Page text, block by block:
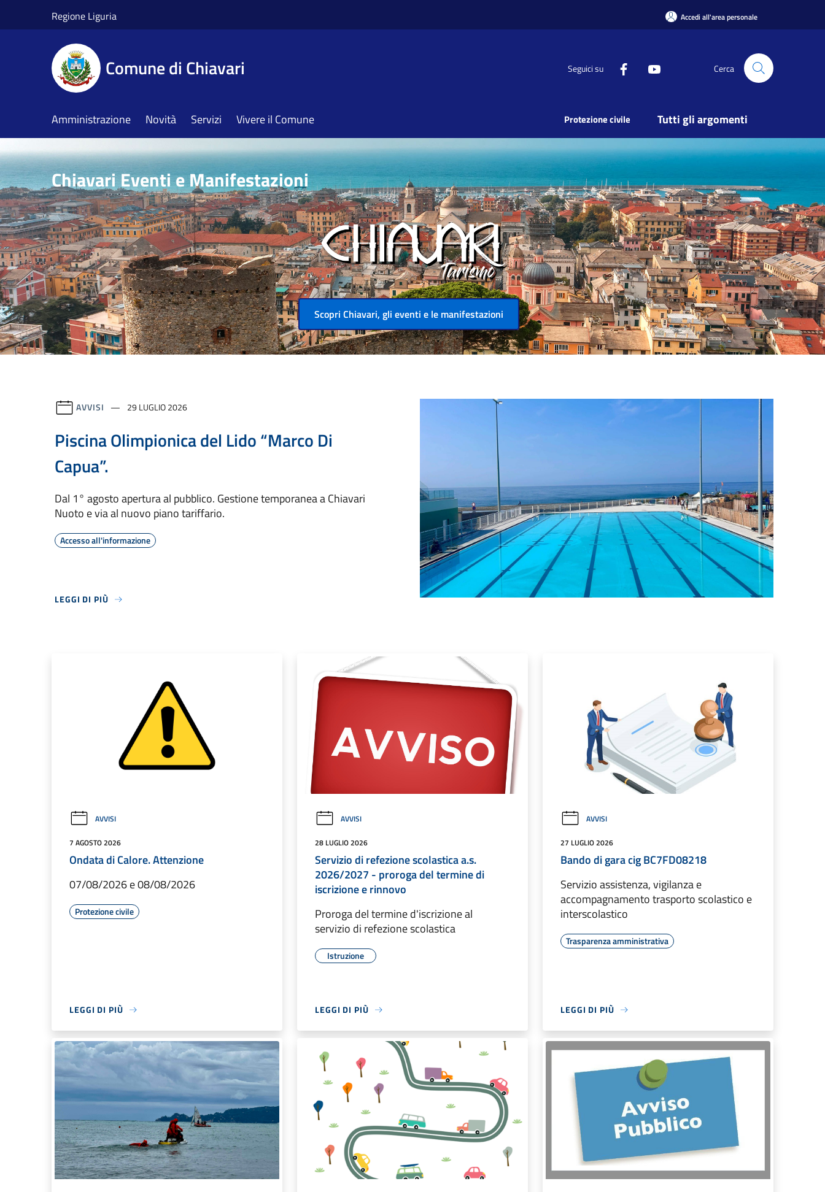
Regione Liguria Accedi all'area personale
Comune di Chiavari Seguici su Cerca
Amministrazione Novità Servizi Vivere il Comune Protezione civile Tutti gli argomenti
Chiavari Eventi e Manifestazioni
Scopri Chiavari, gli eventi e le manifestazioni
AVVISI 29 LUGLIO 2026
Piscina Olimpionica del Lido “Marco Di
Capua”.
Dal 1° agosto apertura al pubblico. Gestione temporanea a Chiavari
Nuoto e via al nuovo piano tariffario.
Accesso all'informazione
LEGGI DI PIÙ
AVVISI
7 AGOSTO 2026
Ondata di Calore. Attenzione
07/08/2026 e 08/08/2026
Protezione civile
LEGGI DI PIÙ
AVVISI
28 LUGLIO 2026
Servizio di refezione scolastica a.s.
2026/2027 - proroga del termine di
iscrizione e rinnovo
Proroga del termine d'iscrizione al
servizio di refezione scolastica
Istruzione
LEGGI DI PIÙ
AVVISI
27 LUGLIO 2026
Bando di gara cig BC7FD08218
Servizio assistenza, vigilanza e
accompagnamento trasporto scolastico e
interscolastico
Trasparenza amministrativa
LEGGI DI PIÙ